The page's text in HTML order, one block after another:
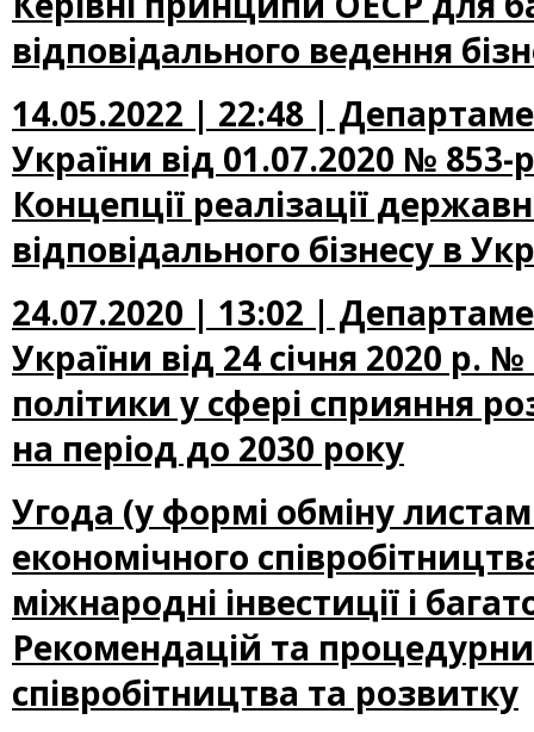
відповідального ведення
14.05.2022 | 22:48 |
України від 01.07.2020 №
Концепції реалізації
відповідального бізнесу в
24.07.2020 | 13:02 |
України від 24 січня 2020 р.
політики у сфері сприяння
на період до 2030 року
Угода (у формі обміну
економічного
міжнародні інвестиції і
Рекомендацій та
співробітництва та розвитку